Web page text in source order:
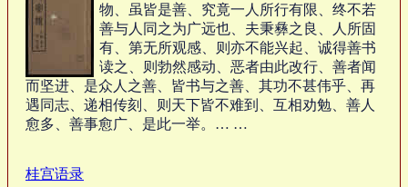
物、虽皆是善、究竟一人所行有限、终不若
善与人同之为广远也、夫秉彝之良、人所固
有、第无所观感、则亦不能兴起、诚得善书
读之、则勃然感动、恶者由此改行、善者闻
而坚进、是众人之善、皆书与之善、其功不甚伟乎、再
遇同志、递相传刻、则天下皆不难到、互相劝勉、善人
愈多、善事愈广、是此一举。… …
桂宫语录